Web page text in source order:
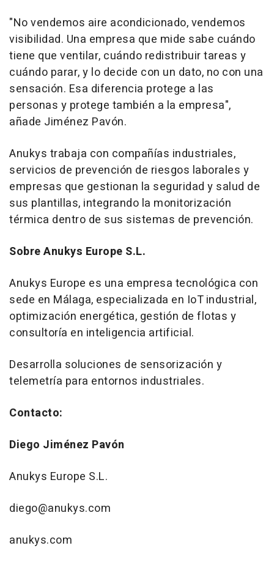
"No vendemos aire acondicionado, vendemos
visibilidad. Una empresa que mide sabe cuándo
tiene que ventilar, cuándo redistribuir tareas y
cuándo parar, y lo decide con un dato, no con una
sensación. Esa diferencia protege a las
personas y protege también a la empresa",
añade Jiménez Pavón.
Anukys trabaja con compañías industriales,
servicios de prevención de riesgos laborales y
empresas que gestionan la seguridad y salud de
sus plantillas, integrando la monitorización
térmica dentro de sus sistemas de prevención.
Sobre Anukys Europe S.L.
Anukys Europe es una empresa tecnológica con
sede en Málaga, especializada en IoT industrial,
optimización energética, gestión de flotas y
consultoría en inteligencia artificial.
Desarrolla soluciones de sensorización y
telemetría para entornos industriales.
Contacto:
Diego Jiménez Pavón
Anukys Europe S.L.
diego@anukys.com
anukys.com